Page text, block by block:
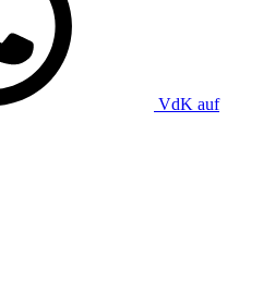
VdK auf